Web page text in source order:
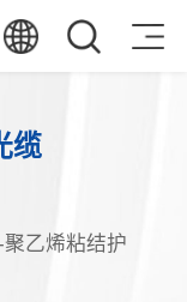
缆
乙烯粘结护